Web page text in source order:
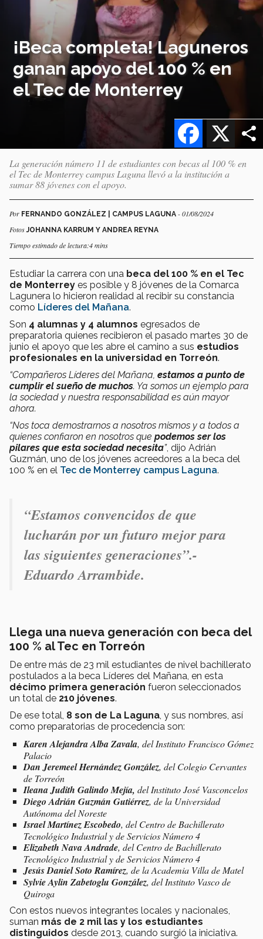
¡Beca completa! Laguneros
ganan apoyo del 100 % en
el Tec de Monterrey
X
Facebook
La generación número 11 de estudiantes con becas al 100 % en
el Tec de Monterrey campus Laguna llevó a la institución a
sumar 88 jóvenes con el apoyo.
Por FERNANDO GONZÁLEZ | CAMPUS LAGUNA - 01/08/2024
FotosJOHANNA KARRUM Y ANDREA REYNA
Tiempo estimado de lectura:4 mins
Estudiar la carrera con una beca del 100 % en el Tec
de Monterrey es posible y 8 jóvenes de la Comarca
Lagunera lo hicieron realidad al recibir su constancia
como Líderes del Mañana.
Son 4 alumnas y 4 alumnos egresados de
preparatoria quienes recibieron el pasado martes 30 de
junio el apoyo que les abre el camino a sus estudios
profesionales en la universidad en Torreón.
“Compañeros Líderes del Mañana, estamos a punto de
cumplir el sueño de muchos. Ya somos un ejemplo para
la sociedad y nuestra responsabilidad es aún mayor
ahora.
“Nos toca demostrarnos a nosotros mismos y a todos a
quienes confiaron en nosotros que podemos ser los
pilares que esta sociedad necesita”, dijo Adrián
Guzmán, uno de los jóvenes acreedores a la beca del
100 % en el Tec de Monterrey campus Laguna.
“Estamos convencidos de que
lucharán por un futuro mejor para
las siguientes generaciones”.-
Eduardo Arrambide.
Llega una nueva generación con beca del
100 % al Tec en Torreón
De entre más de 23 mil estudiantes de nivel bachillerato
postulados a la beca Líderes del Mañana, en esta
décimo primera generación fueron seleccionados
un total de 210 jóvenes.
De ese total, 8 son de La Laguna , y sus nombres, así
como preparatorias de procedencia son:
Karen Alejandra Alba Zavala, del Instituto Francisco Gómez
Palacio
Dan Jeremeel Hernández González, del Colegio Cervantes
de Torreón
Ileana Judith Galindo Mejía, del Instituto José Vasconcelos
Diego Adrián Guzmán Gutiérrez, de la Universidad
Autónoma del Noreste
Israel Martínez Escobedo, del Centro de Bachillerato
Tecnológico Industrial y de Servicios Número 4
Elizabeth Nava Andrade, del Centro de Bachillerato
Tecnológico Industrial y de Servicios Número 4
Jesús Daniel Soto Ramírez, de la Academia Villa de Matel
Sylvie Aylin Zabetoglu González, del Instituto Vasco de
Quiroga
Con estos nuevos integrantes locales y nacionales,
suman más de 2 mil las y los estudiantes
distinguidos desde 2013, cuando surgió la iniciativa.